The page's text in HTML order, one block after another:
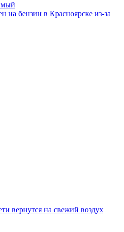
на бензин в Красноярске из-за
вернутся на свежий воздух